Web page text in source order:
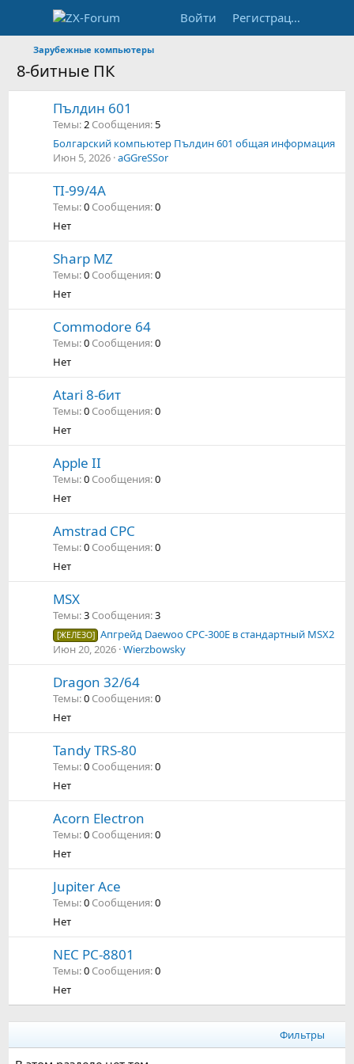
Войти Регистрация
Зарубежные компьютеры
8-битные ПК
Пълдин 601
Темы 2 Сообщения 5
Болгарский компьютер Пълдин 601 общая информация
Июн 5, 2026 aGGreSSor
TI-99/4A
Темы 0 Сообщения 0
Нет
Sharp MZ
Темы 0 Сообщения 0
Нет
Commodore 64
Темы 0 Сообщения 0
Нет
Atari 8-бит
Темы 0 Сообщения 0
Нет
Apple II
Темы 0 Сообщения 0
Нет
Amstrad CPC
Темы 0 Сообщения 0
Нет
MSX
Темы 3 Сообщения 3
[ЖЕЛЕЗО] Апгрейд Daewoo CPC-300E в стандартный MSX2
Июн 20, 2026 Wierzbowsky
Dragon 32/64
Темы 0 Сообщения 0
Нет
Tandy TRS-80
Темы 0 Сообщения 0
Нет
Acorn Electron
Темы 0 Сообщения 0
Нет
Jupiter Ace
Темы 0 Сообщения 0
Нет
NEC PC-8801
Темы 0 Сообщения 0
Нет
Фильтры